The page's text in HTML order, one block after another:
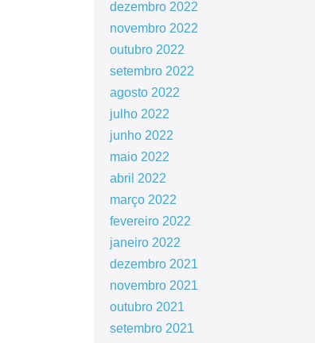
dezembro 2022
novembro 2022
outubro 2022
setembro 2022
agosto 2022
julho 2022
junho 2022
maio 2022
abril 2022
março 2022
fevereiro 2022
janeiro 2022
dezembro 2021
novembro 2021
outubro 2021
setembro 2021